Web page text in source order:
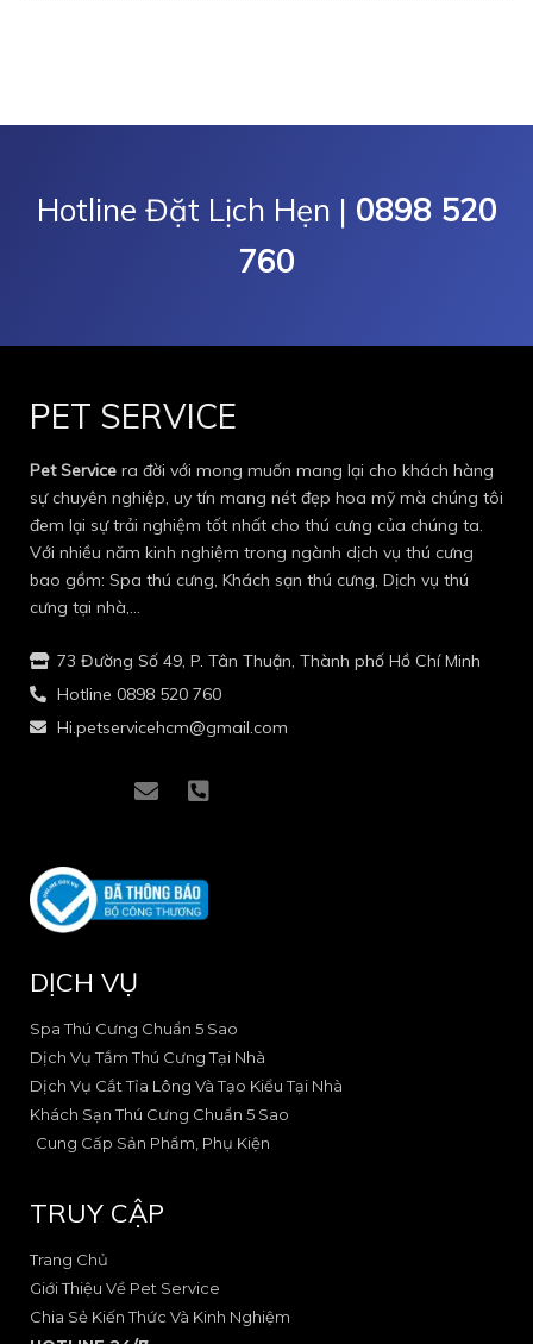
Hotline Đặt Lịch Hẹn | 0898 520
760
PET SERVICE
Pet Service ra đời với mong muốn mang lại cho khách hàng
sự chuyên nghiệp, uy tín mang nét đẹp hoa mỹ mà chúng tôi
đem lại sự trải nghiệm tốt nhất cho thú cưng của chúng ta.
Với nhiều năm kinh nghiệm trong ngành dịch vụ thú cưng
bao gồm: Spa thú cưng, Khách sạn thú cưng, Dịch vụ thú
cưng tại nhà,…
73 Đường Số 49, P. Tân Thuận, Thành phố Hồ Chí Minh
Hotline 0898 520 760
Hi.petservicehcm@gmail.com
-
f
a
c
b
o
k
-
2
i
n
a
r
a
m
-
1
n
o
p
h
-
s
e
-
a
l
t
DỊCH VỤ
Spa Thú Cưng Chuẩn 5 Sao
Dịch Vụ Tắm Thú Cưng Tại Nhà
Dịch Vụ Cắt Tỉa Lông Và Tạo Kiểu Tại Nhà
Khách Sạn Thú Cưng Chuẩn 5 Sao
Cung Cấp Sản Phẩm, Phụ Kiện
TRUY CẬP
Trang Chủ
Giới Thiệu Về Pet Service
Chia Sẻ Kiến Thức Và Kinh Nghiệm